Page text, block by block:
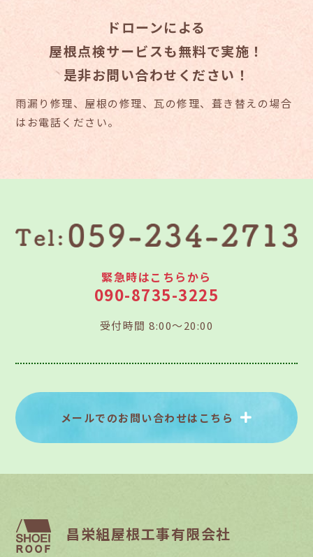
ドローンによる
屋根点検サービスも無料で実施！
是非お問い合わせください！
雨漏り修理、屋根の修理、瓦の修理、葺き替えの場合
はお電話ください。
緊急時はこちらから
090-8735-3225
受付時間 8:00～20:00
メールでのお問い合わせはこちら
昌栄組屋根工事有限会社